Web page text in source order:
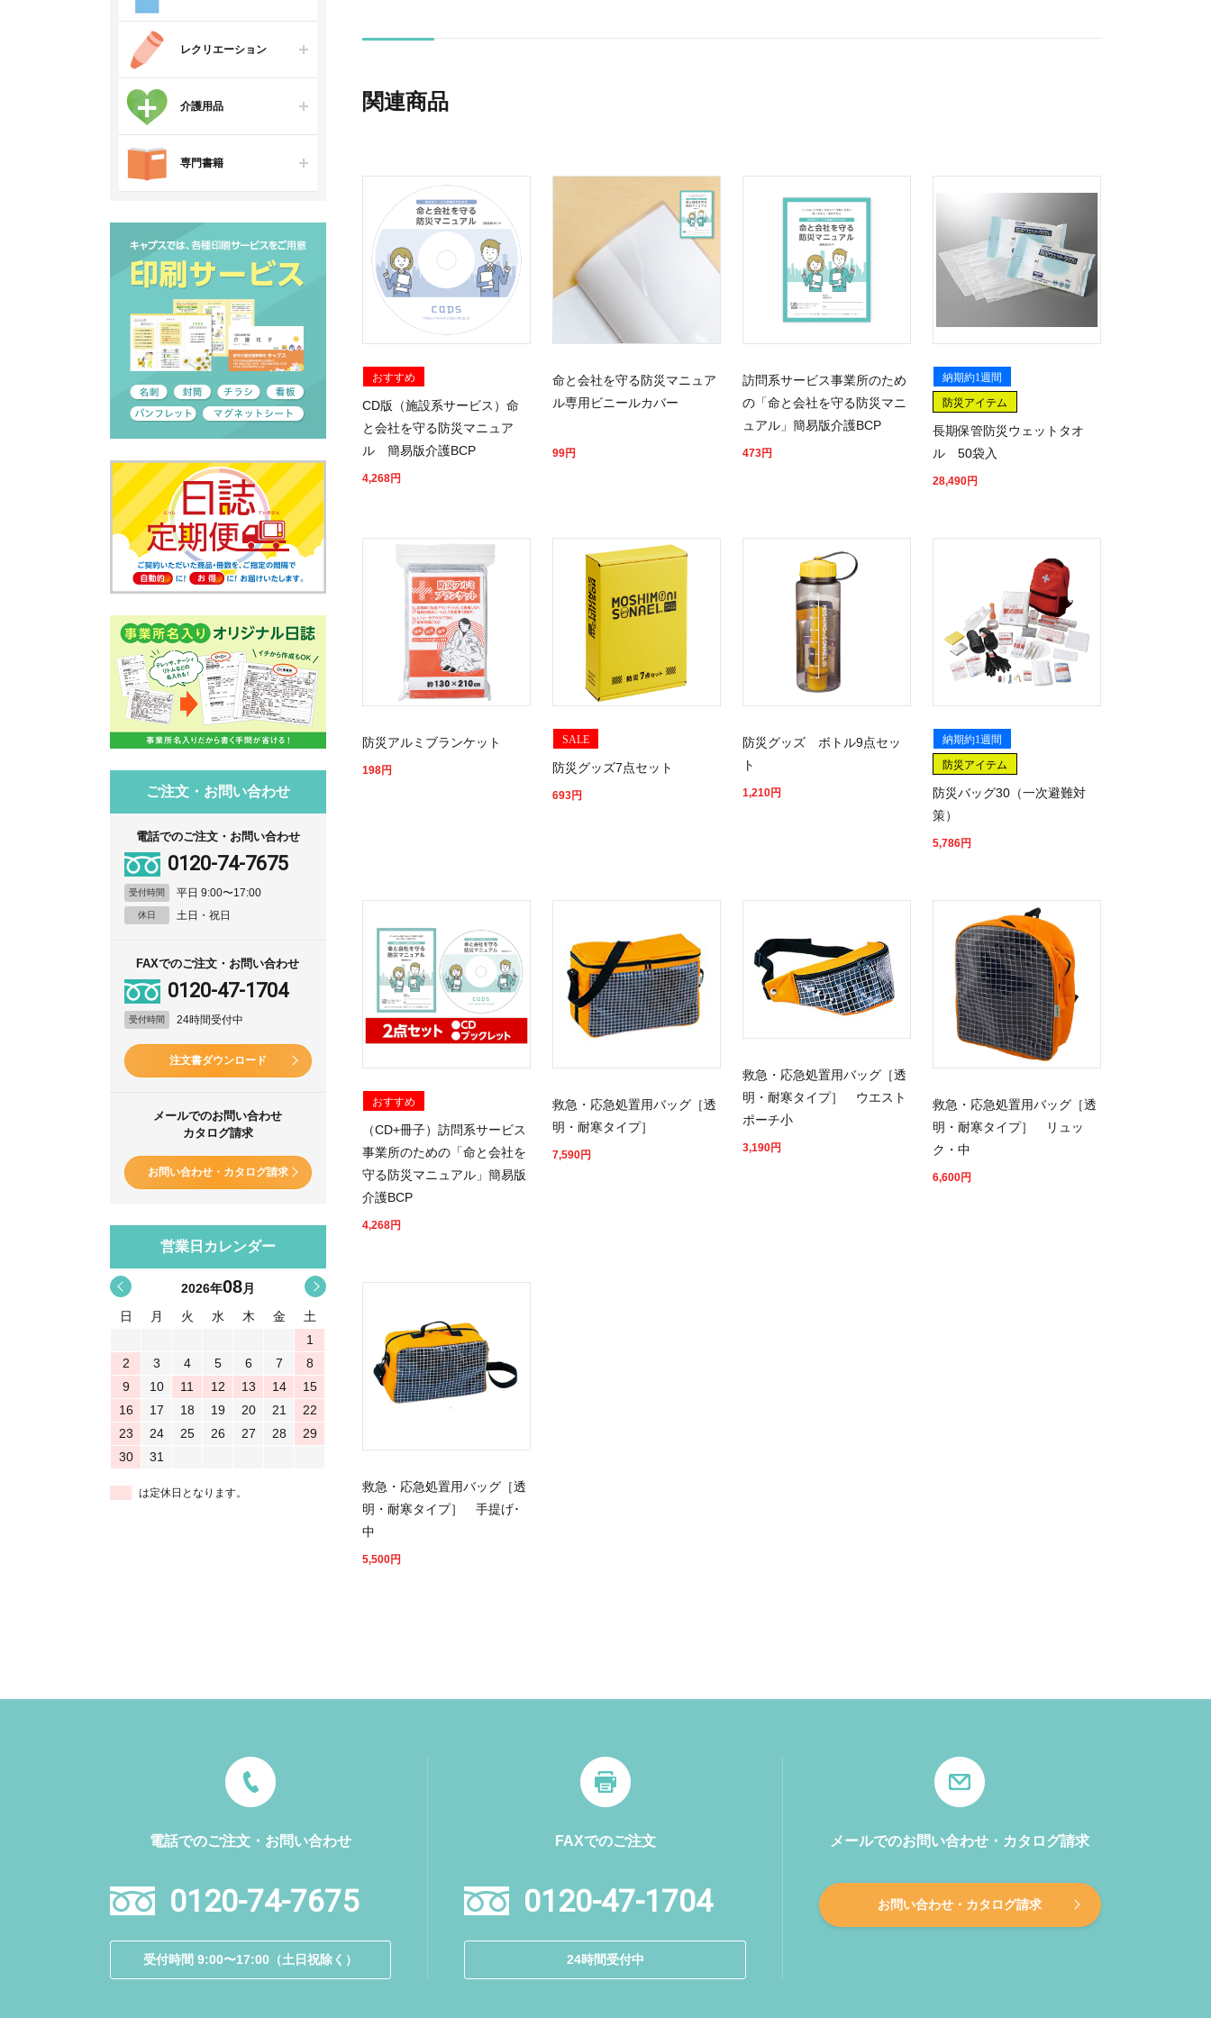
レクリエーション
介護用品
専門書籍
ご注文・お問い合わせ
電話でのご注文・お問い合わせ
0120-74-7675
受付時間 平日 9:00〜17:00
休日 土日・祝日
FAXでのご注文・お問い合わせ
0120-47-1704
受付時間 24時間受付中
注文書ダウンロード
メールでのお問い合わせ
カタログ請求
お問い合わせ・カタログ請求
営業日カレンダー
< >
2026年08月
日
月 火 水 木 金
土
1
2
3 4 5 6 7
8
9
10 11 12 13 14
15
16
17 18 19 20 21
22
23
24 25 26 27 28
29
30
31
は定休日となります。
関連商品
おすすめ
CD版（施設系サービス）命
と会社を守る防災マニュア
ル 簡易版介護BCP
4,268円
命と会社を守る防災マニュア
ル専用ビニールカバー
99円
訪問系サービス事業所のため
の「命と会社を守る防災マニ
ュアル」簡易版介護BCP
473円
納期約1週間
防災アイテム
長期保管防災ウェットタオ
ル 50袋入
28,490円
防災アルミブランケット
198円
SALE
防災グッズ7点セット
693円
防災グッズ ボトル9点セッ
ト
1,210円
納期約1週間
防災アイテム
防災バッグ30（一次避難対
策）
5,786円
おすすめ
（CD+冊子）訪問系サービス
事業所のための「命と会社を
守る防災マニュアル」簡易版
介護BCP
4,268円
救急・応急処置用バッグ［透
明・耐寒タイプ］
7,590円
救急・応急処置用バッグ［透
明・耐寒タイプ］ ウエスト
ポーチ小
3,190円
救急・応急処置用バッグ［透
明・耐寒タイプ］ リュッ
ク・中
6,600円
救急・応急処置用バッグ［透
明・耐寒タイプ］ 手提げ･
中
5,500円
電話でのご注文・お問い合わせ
0120-74-7675
受付時間 9:00〜17:00（土日祝除く）
FAXでのご注文
0120-47-1704
24時間受付中
メールでのお問い合わせ・カタログ請求
お問い合わせ・カタログ請求